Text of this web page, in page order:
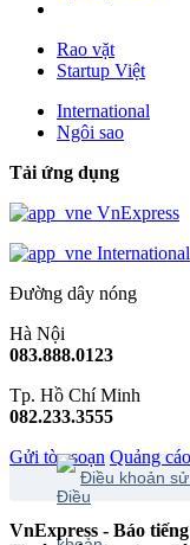
Rao vặt
Startup Việt
International
Ngôi sao
Tải ứng dụng
VnExpress
International
Đường dây nóng
Hà Nội
083.888.0123
Tp. Hồ Chí Minh
082.233.3555
Gửi tòa soạn Quảng cáo
Điều khoản
VnExpress - Báo